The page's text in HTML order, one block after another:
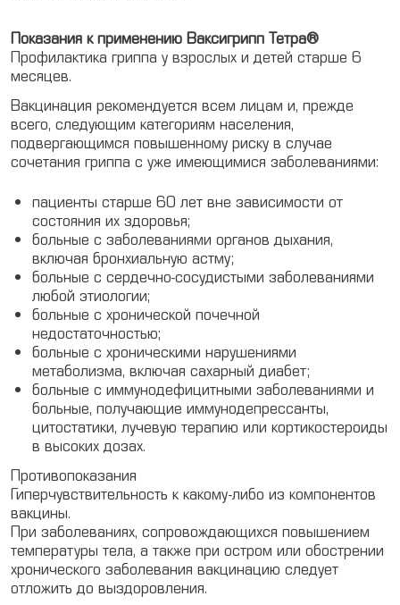
Показания к применению Ваксигрипп Тетра®
Профилактика гриппа у взрослых и детей старше 6
месяцев.
Вакцинация рекомендуется всем лицам и, прежде
всего, следующим категориям населения,
подвергающимся повышенному риску в случае
сочетания гриппа с уже имеющимися заболеваниями:
пациенты старше 60 лет вне зависимости от
состояния их здоровья;
больные с заболеваниями органов дыхания,
включая бронхиальную астму;
больные с сердечно-сосудистыми заболеваниями
любой этиологии;
больные с хронической почечной
недостаточностью;
больные с хроническими нарушениями
метаболизма, включая сахарный диабет;
больные с иммунодефицитными заболеваниями и
больные, получающие иммунодепрессанты,
цитостатики, лучевую терапию или кортикостероиды
в высоких дозах.
Противопоказания
Гиперчувствительность к какому-либо из компонентов
вакцины.
При заболеваниях, сопровождающихся повышением
температуры тела, а также при остром или обострении
хронического заболевания вакцинацию следует
отложить до выздоровления.